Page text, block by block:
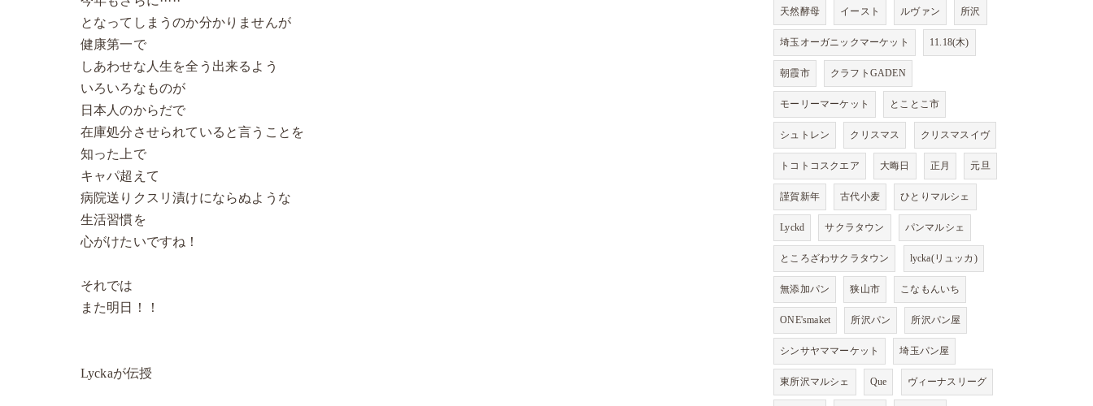
となってしまうのか分かりませんが
健康第一で
しあわせな人生を全う出来るよう
いろいろなものが
日本人のからだで
在庫処分させられていると言うことを
知った上で
キャパ超えて
病院送りクスリ漬けにならぬような
生活習慣を
心がけたいですね！
それでは
また明日！！
Lyckaが伝授
天然酵母 イースト ルヴァン 所沢
埼玉オーガニックマーケット 11.18(木)
朝霞市 クラフトGADEN
モーリーマーケット とことこ市
シュトレン クリスマス クリスマスイヴ
トコトコスクエア 大晦日 正月 元旦
謹賀新年 古代小麦 ひとりマルシェ
Lyckd サクラタウン パンマルシェ
ところざわサクラタウン lycka(リュッカ)
無添加パン 狭山市 こなもんいち
ONE'smaket 所沢パン 所沢パン屋
シンサヤママーケット 埼玉パン屋
東所沢マルシェ Que ヴィーナスリーグ